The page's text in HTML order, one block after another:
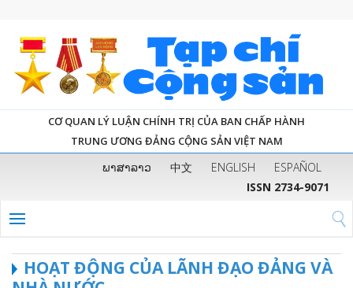
CƠ QUAN LÝ LUẬN CHÍNH TRỊ CỦA BAN CHẤP HÀNH
TRUNG ƯƠNG ĐẢNG CỘNG SẢN VIỆT NAM
ພາສາລາວ 中文 ENGLISH
ESPAÑOL
ISSN 2734-9071
HOẠT ĐỘNG CỦA LÃNH ĐẠO ĐẢNG VÀ